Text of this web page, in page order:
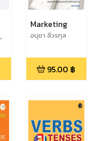
Marketing
อนุชา ลีวรกุล
95.00 ฿